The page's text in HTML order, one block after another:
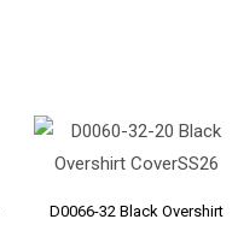
D0066-32 Black Overshirt